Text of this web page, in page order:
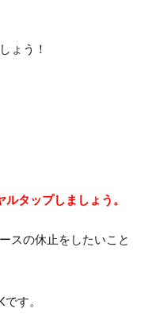
ょう！
タップしましょう。
スの休止をしたいこと
す。